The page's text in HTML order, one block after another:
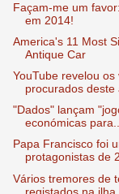
Façam-me um
em 2014!
America's 11 Most
Antique Car
YouTube revelou os
procurados deste
"Dados" lançam
económicas
Papa Francisco foi
protagonistas de
Vários tremores de
registados na ilha